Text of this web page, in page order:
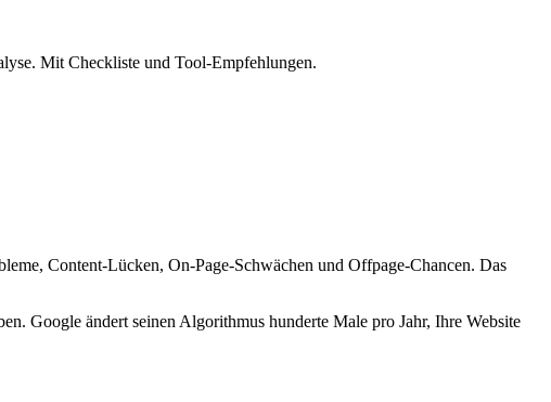
Mit Checkliste und Tool-Empfehlungen.
Content-Lücken, On-Page-Schwächen und Offpage-Chancen. Das
Google ändert seinen Algorithmus hunderte Male pro Jahr, Ihre Website